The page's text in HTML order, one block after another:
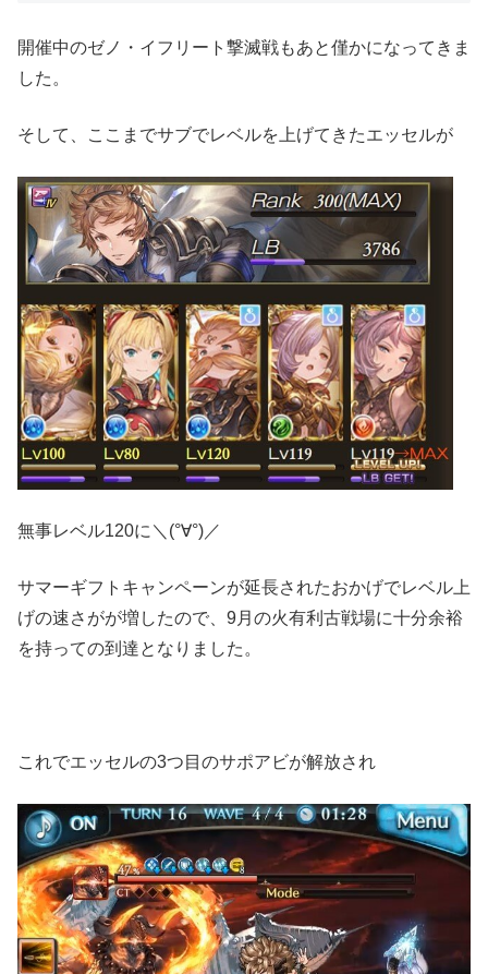
開催中のゼノ・イフリート撃滅戦もあと僅かになってきま
した。
そして、ここまでサブでレベルを上げてきたエッセルが
無事レベル120に＼(°∀°)／
サマーギフトキャンペーンが延長されたおかげでレベル上
げの速さがが増したので、9月の火有利古戦場に十分余裕
を持っての到達となりました。
これでエッセルの3つ目のサポアビが解放され